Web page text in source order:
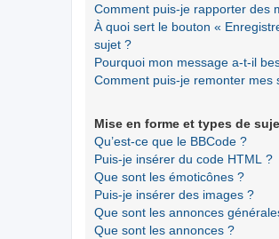
Comment puis-je rapporter des
À quoi sert le bouton «
sujet ?
Pourquoi mon message a-t-il
Comment puis-je remonter mes
Mise en forme et types de
Qu’est-ce que le BBCode ?
Puis-je insérer du code HTML ?
Que sont les émoticônes ?
Puis-je insérer des images ?
Que sont les annonces
Que sont les annonces ?